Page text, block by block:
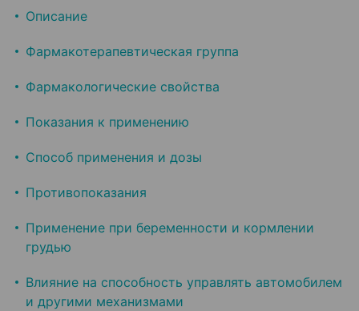
Описание
Фармакотерапевтическая группа
Фармакологические свойства
Показания к применению
Способ применения и дозы
Противопоказания
Применение при беременности и кормлении
грудью
Влияние на способность управлять автомобилем
и другими механизмами